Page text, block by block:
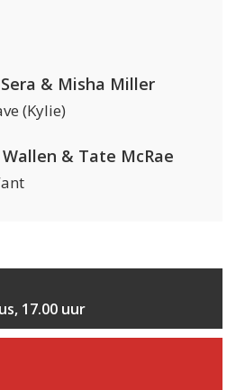
& Misha Miller
(Kylie)
& Tate McRae
17.00 uur